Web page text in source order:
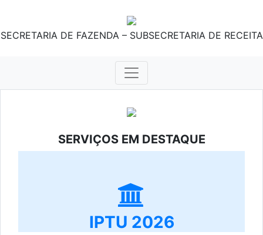
SECRETARIA DE FAZENDA – SUBSECRETARIA DE RECEITA
SERVIÇOS EM DESTAQUE
IPTU 2026